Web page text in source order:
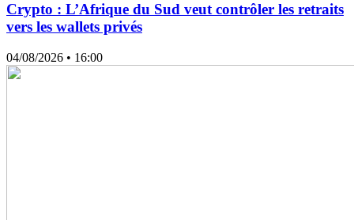
Crypto : L’Afrique du Sud veut contrôler les retraits
vers les wallets privés
04/08/2026 • 16:00